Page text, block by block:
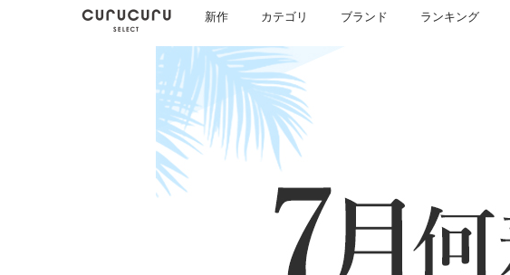
新作 カテゴリ ブランド ランキング